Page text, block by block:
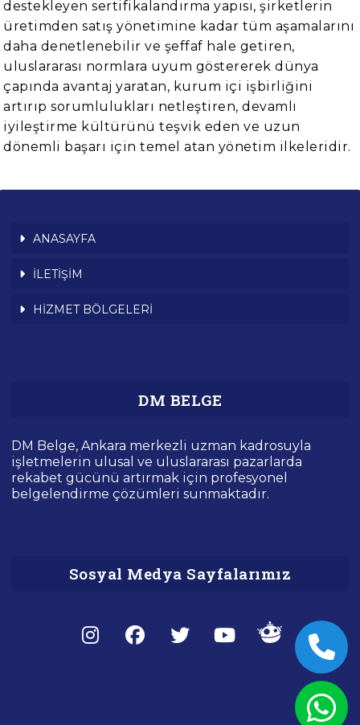
destekleyen sertifikalandırma yapısı, şirketlerin
üretimden satış yönetimine kadar tüm aşamalarını
daha denetlenebilir ve şeffaf hale getiren,
uluslararası normlara uyum göstererek dünya
çapında avantaj yaratan, kurum içi işbirliğini
artırıp sorumlulukları netleştiren, devamlı
iyileştirme kültürünü teşvik eden ve uzun
dönemli başarı için temel atan yönetim ilkeleridir.
ANASAYFA
İLETİŞİM
HİZMET BÖLGELERİ
DM BELGE
DM Belge, Ankara merkezli uzman kadrosuyla
işletmelerin ulusal ve uluslararası pazarlarda
rekabet gücünü artırmak için profesyonel
belgelendirme çözümleri sunmaktadır.
Sosyal Medya Sayfalarımız